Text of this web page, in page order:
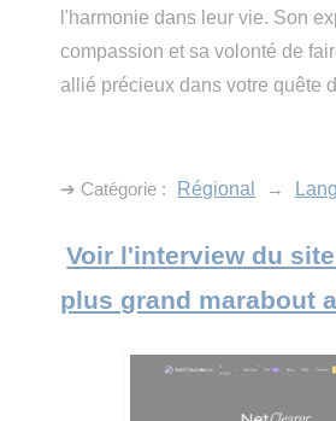
l'harmonie dans leur vie. Son
compassion et sa volonté de
allié précieux dans votre quête
➔ Catégorie : Régional →
Voir l'interview du
plus grand marabout